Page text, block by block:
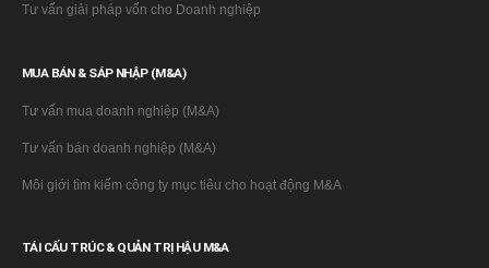
Tư vấn giải pháp vốn cho Doanh nghiệp
MUA BÁN & SÁP NHẬP (M&A)
Tư vấn mua doanh nghiệp (M&A)
Tư vấn bán doanh nghiệp (M&A)
Môi giới tìm kiếm công ty mục tiêu cho hoạt động M&A
TÁI CẤU TRÚC & QUẢN TRỊ HẬU M&A